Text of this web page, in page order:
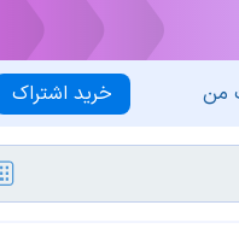
خرید اشتراک من